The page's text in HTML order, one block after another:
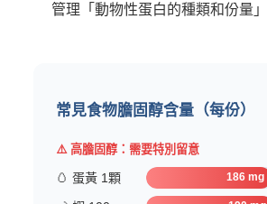
管理「動物性蛋白的種類和份量」
常見食物膽固醇含量（每份）
⚠️ 高膽固醇：需要特別留意
🥚 蛋黃 1顆 186 mg